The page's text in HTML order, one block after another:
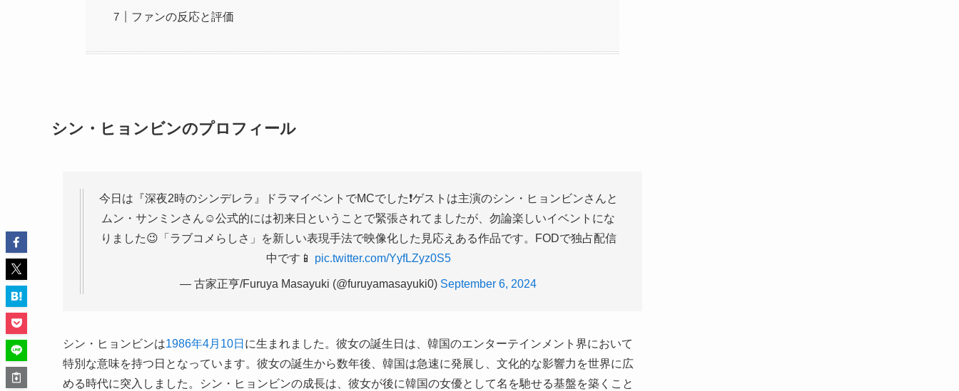
ファンの反応と評価
シン・ヒョンビンのプロフィール
今日は『深夜2時のシンデレラ』ドラマイベントでMCでした❗️ゲストは主演のシン・ヒョンビンさんと
ムン・サンミンさん☺️公式的には初来日ということで緊張されてましたが、勿論楽しいイベントにな
りました😉「ラブコメらしさ」を新しい表現手法で映像化した見応えある作品です。FODで独占配信
中です📱 pic.twitter.com/YyfLZyz0S5
— 古家正亨/Furuya Masayuki (@furuyamasayuki0) September 6, 2024
シン・ヒョンビンは1986年4月10日 に生まれました。彼女の誕生日は、韓国のエンターテインメント界において
特別な意味を持つ日となっています。彼女の誕生から数年後、韓国は急速に発展し、文化的な影響力を世界に広
める時代に突入しました。シン・ヒョンビンの成長は、彼女が後に韓国の女優として名を馳せる基盤を築くこと